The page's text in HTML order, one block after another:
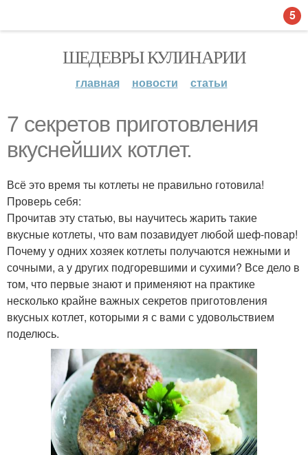
ШЕДЕВРЫ КУЛИНАРИИ
главная новости статьи
7 секретов приготовления
вкуснейших котлет.
Всё это время ты котлеты не правильно готовила!
Проверь себя:
Прочитав эту статью, вы научитесь жарить такие
вкусные котлеты, что вам позавидует любой шеф-повар!
Почему у одних хозяек котлеты получаются нежными и
сочными, а у других подгоревшими и сухими? Все дело в
том, что первые знают и применяют на практике
несколько крайне важных секретов приготовления
вкусных котлет, которыми я с вами с удовольствием
поделюсь.
5